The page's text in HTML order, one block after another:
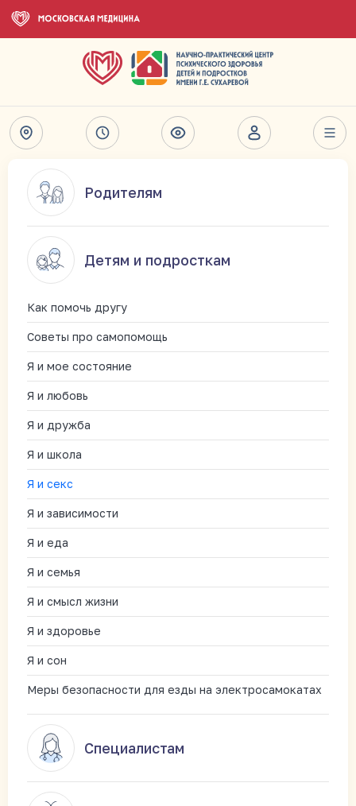
Родителям
Детям и подросткам
Как помочь другу
Советы про самопомощь
Я и мое состояние
Я и любовь
Я и дружба
Я и школа
Я и секс
Я и зависимости
Я и еда
Я и семья
Я и смысл жизни
Я и здоровье
Я и сон
Меры безопасности для езды на электросамокатах
Специалистам